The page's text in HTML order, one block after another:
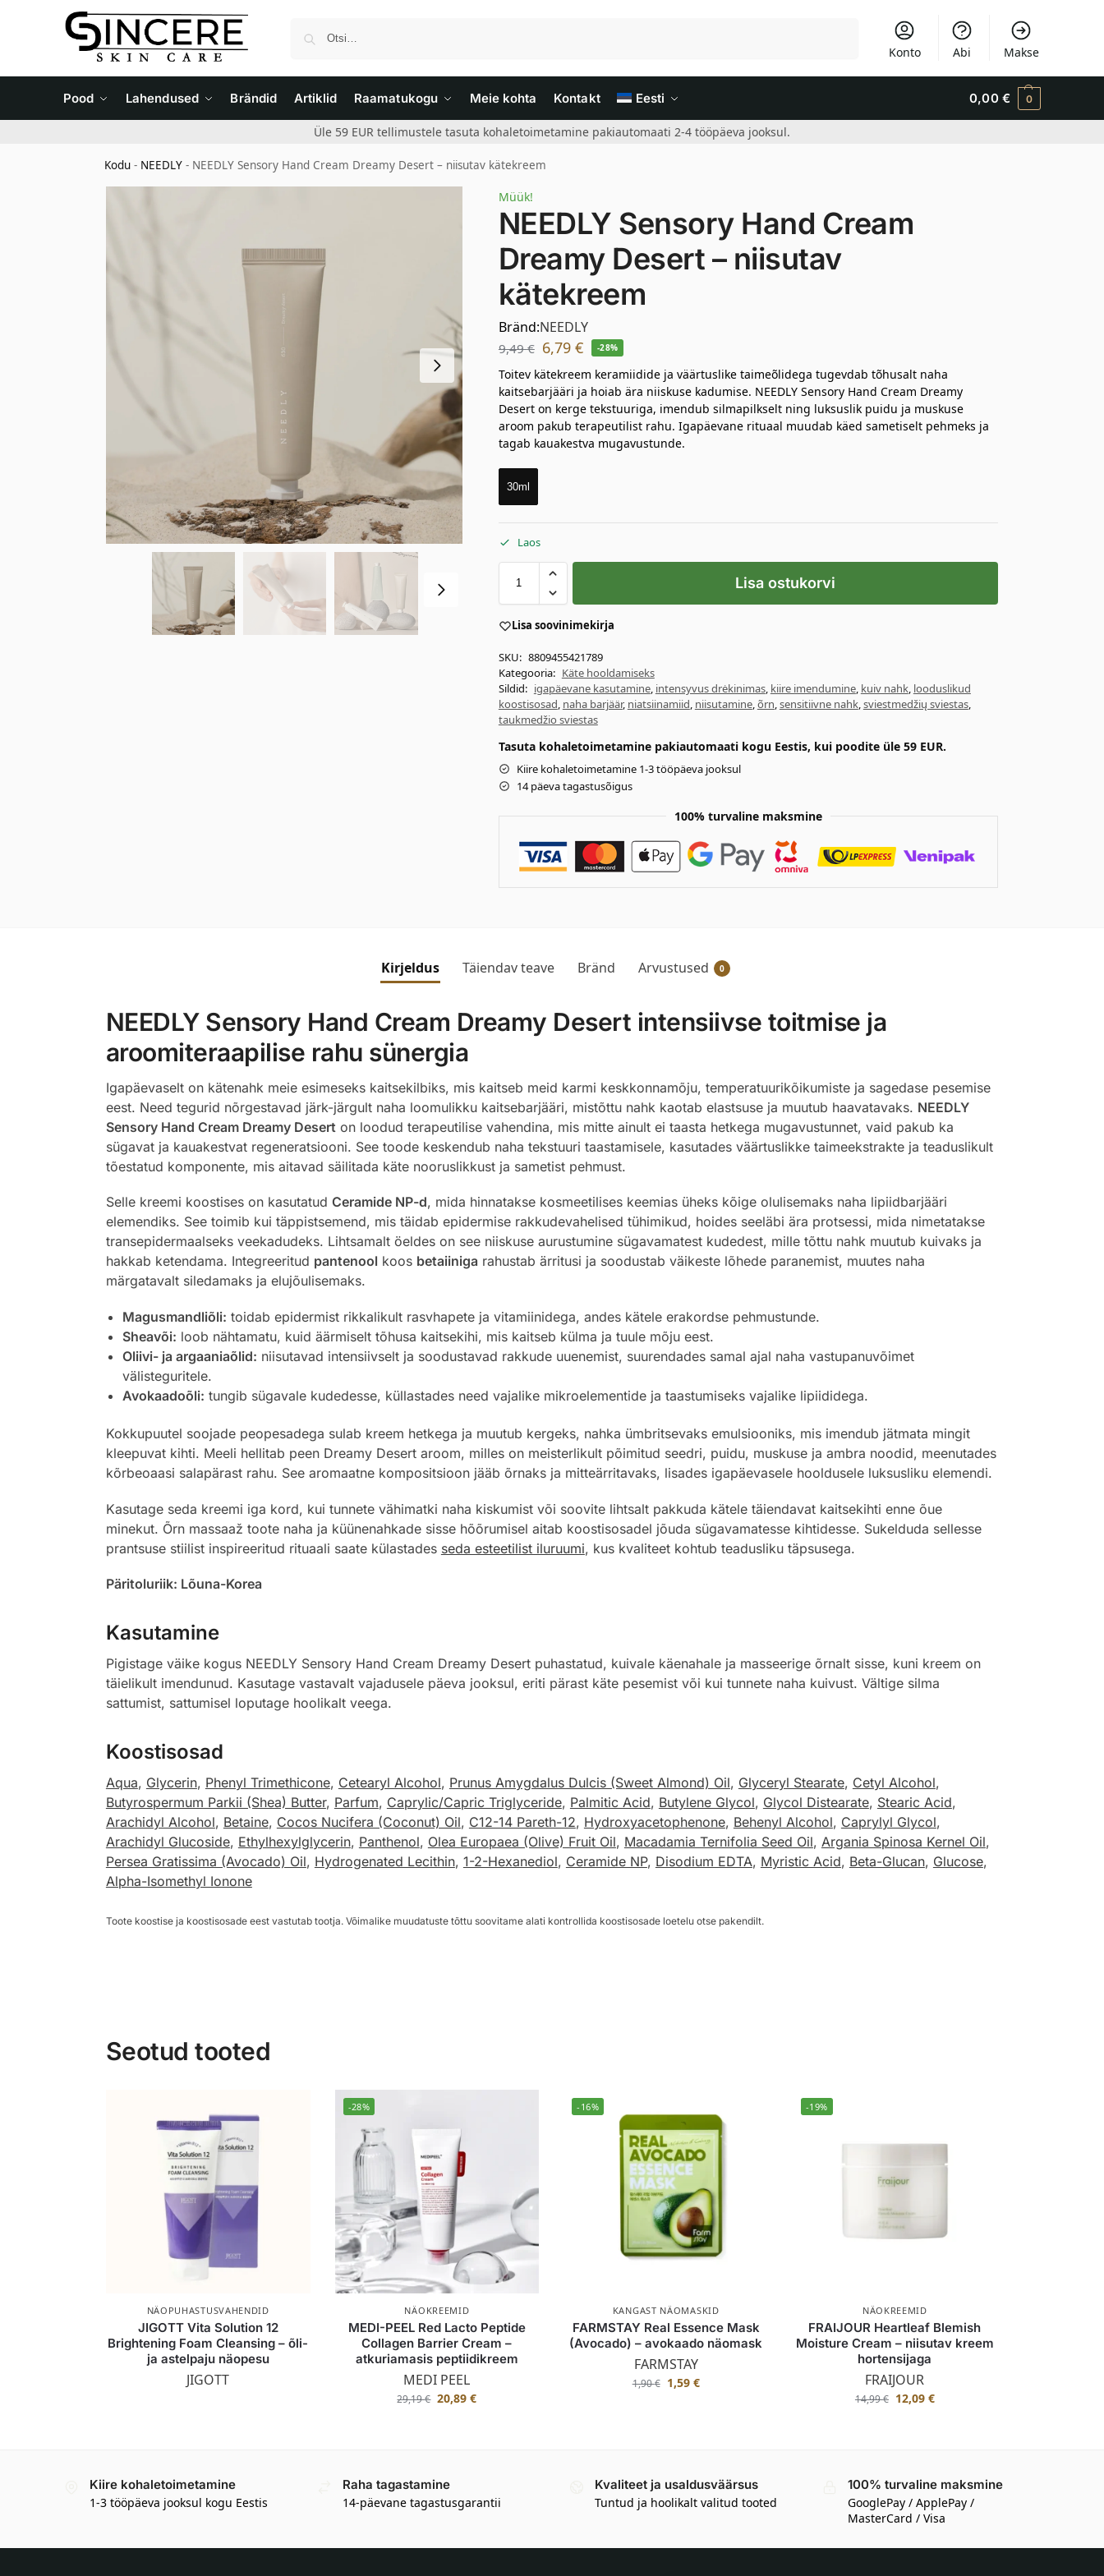
Konto Abi Makse
Pood Lahendused Brändid Artiklid Raamatukogu Meie kohta Kontakt Eesti 0,00 € 0
Üle 59 EUR tellimustele tasuta kohaletoimetamine pakiautomaati 2-4 tööpäeva jooksul.
Kodu - NEEDLY - NEEDLY Sensory Hand Cream Dreamy Desert – niisutav kätekreem
Müük!
NEEDLY Sensory Hand Cream
Dreamy Desert – niisutav
kätekreem
Bränd:NEEDLY
9,49€ 6,79 € -28%
Toitev kätekreem keramiidide ja väärtuslike taimeõlidega tugevdab tõhusalt naha
kaitsebarjääri ja hoiab ära niiskuse kadumise. NEEDLY Sensory Hand Cream Dreamy
Desert on kerge tekstuuriga, imendub silmapilkselt ning luksuslik puidu ja muskuse
aroom pakub terapeutilist rahu. Igapäevane rituaal muudab käed sametiselt pehmeks ja
tagab kauakestva mugavustunde.
30ml
Laos
Lisa ostukorvi
Lisa soovinimekirja
SKU: 8809455421789
Kategooria: Käte hooldamiseks
Sildid: igapäevane kasutamine, intensyvus drėkinimas, kiire imendumine, kuiv nahk, looduslikud
koostisosad, naha barjäär, niatsiinamiid, niisutamine,õrn,sensitiivne nahk,sviestmedžių sviestas,
taukmedžio sviestas
Tasuta kohaletoimetamine pakiautomaati kogu Eestis, kui poodite üle 59 EUR.
Kiire kohaletoimetamine 1-3 tööpäeva jooksul
14 päeva tagastusõigus
100% turvaline maksmine
Kirjeldus Täiendav teave Bränd Arvustused 0
NEEDLY Sensory Hand Cream Dreamy Desert intensiivse toitmise ja
aroomiteraapilise rahu sünergia
Igapäevaselt on kätenahk meie esimeseks kaitsekilbiks, mis kaitseb meid karmi keskkonnamõju, temperatuurikõikumiste ja sagedase pesemise
eest. Need tegurid nõrgestavad järk-järgult naha loomulikku kaitsebarjääri, mistõttu nahk kaotab elastsuse ja muutub haavatavaks. NEEDLY
Sensory Hand Cream Dreamy Desert on loodud terapeutilise vahendina, mis mitte ainult ei taasta hetkega mugavustunnet, vaid pakub ka
sügavat ja kauakestvat regeneratsiooni. See toode keskendub naha tekstuuri taastamisele, kasutades väärtuslikke taimeekstrakte ja teaduslikult
tõestatud komponente, mis aitavad säilitada käte nooruslikkust ja sametist pehmust.
Selle kreemi koostises on kasutatud Ceramide NP-d, mida hinnatakse kosmeetilises keemias üheks kõige olulisemaks naha lipiidbarjääri
elemendiks. See toimib kui täppistsemend, mis täidab epidermise rakkudevahelised tühimikud, hoides seeläbi ära protsessi, mida nimetatakse
transepidermaalseks veekadudeks. Lihtsamalt öeldes on see niiskuse aurustumine sügavamatest kudedest, mille tõttu nahk muutub kuivaks ja
hakkab ketendama. Integreeritud pantenool koos betaiiniga rahustab ärritusi ja soodustab väikeste lõhede paranemist, muutes naha
märgatavalt siledamaks ja elujõulisemaks.
Magusmandliõli: toidab epidermist rikkalikult rasvhapete ja vitamiinidega, andes kätele erakordse pehmustunde.
Sheavõi: loob nähtamatu, kuid äärmiselt tõhusa kaitsekihi, mis kaitseb külma ja tuule mõju eest.
Oliivi- ja argaaniaõlid: niisutavad intensiivselt ja soodustavad rakkude uuenemist, suurendades samal ajal naha vastupanuvõimet
välisteguritele.
Avokaadoõli: tungib sügavale kudedesse, küllastades need vajalike mikroelementide ja taastumiseks vajalike lipiididega.
Kokkupuutel soojade peopesadega sulab kreem hetkega ja muutub kergeks, nahka ümbritsevaks emulsiooniks, mis imendub jätmata mingit
kleepuvat kihti. Meeli hellitab peen Dreamy Desert aroom, milles on meisterlikult põimitud seedri, puidu, muskuse ja ambra noodid, meenutades
kõrbeoaasi salapärast rahu. See aromaatne kompositsioon jääb õrnaks ja mitteärritavaks, lisades igapäevasele hooldusele luksusliku elemendi.
Kasutage seda kreemi iga kord, kui tunnete vähimatki naha kiskumist või soovite lihtsalt pakkuda kätele täiendavat kaitsekihti enne õue
minekut. Õrn massaaž toote naha ja küünenahkade sisse hõõrumisel aitab koostisosadel jõuda sügavamatesse kihtidesse. Sukelduda sellesse
prantsuse stiilist inspireeritud rituaali saate külastades seda esteetilist iluruumi, kus kvaliteet kohtub teadusliku täpsusega.
Päritoluriik: Lõuna-Korea
Kasutamine
Pigistage väike kogus NEEDLY Sensory Hand Cream Dreamy Desert puhastatud, kuivale käenahale ja masseerige õrnalt sisse, kuni kreem on
täielikult imendunud. Kasutage vastavalt vajadusele päeva jooksul, eriti pärast käte pesemist või kui tunnete naha kuivust. Vältige silma
sattumist, sattumisel loputage hoolikalt veega.
Koostisosad
Aqua, Glycerin, Phenyl Trimethicone, Cetearyl Alcohol, Prunus Amygdalus Dulcis (Sweet Almond) Oil, Glyceryl Stearate, Cetyl Alcohol,
Butyrospermum Parkii (Shea) Butter, Parfum, Caprylic/Capric Triglyceride, Palmitic Acid, Butylene Glycol, Glycol Distearate, Stearic Acid,
Arachidyl Alcohol, Betaine, Cocos Nucifera (Coconut) Oil, C12-14 Pareth-12, Hydroxyacetophenone, Behenyl Alcohol, Caprylyl Glycol,
Arachidyl Glucoside, Ethylhexylglycerin, Panthenol, Olea Europaea (Olive) Fruit Oil, Macadamia Ternifolia Seed Oil, Argania Spinosa Kernel Oil,
Persea Gratissima (Avocado) Oil, Hydrogenated Lecithin, 1-2-Hexanediol, Ceramide NP, Disodium EDTA, Myristic Acid, Beta-Glucan, Glucose,
Alpha-Isomethyl Ionone
Toote koostise ja koostisosade eest vastutab tootja. Võimalike muudatuste tõttu soovitame alati kontrollida koostisosade loetelu otse pakendilt.
Seotud tooted
NÄOPUHASTUSVAHENDID
JIGOTT Vita Solution 12
Brightening Foam Cleansing – õli-
ja astelpaju näopesu
JIGOTT
-28%
NÄOKREEMID
MEDI-PEEL Red Lacto Peptide
Collagen Barrier Cream –
atkuriamasis peptiidikreem
MEDI PEEL
29,19€ 20,89€
-16%
KANGAST NÄOMASKID
FARMSTAY Real Essence Mask
(Avocado) – avokaado näomask
FARMSTAY
1,90€ 1,59 €
-19%
NÄOKREEMID
FRAIJOUR Heartleaf Blemish
Moisture Cream – niisutav kreem
hortensijaga
FRAIJOUR
14,99€ 12,09 €
Kiire kohaletoimetamine
1-3 tööpäeva jooksul kogu Eestis
Raha tagastamine
14-päevane tagastusgarantii
Kvaliteet ja usaldusväärsus
Tuntud ja hoolikalt valitud tooted
100% turvaline maksmine
GooglePay / ApplePay /
MasterCard / Visa